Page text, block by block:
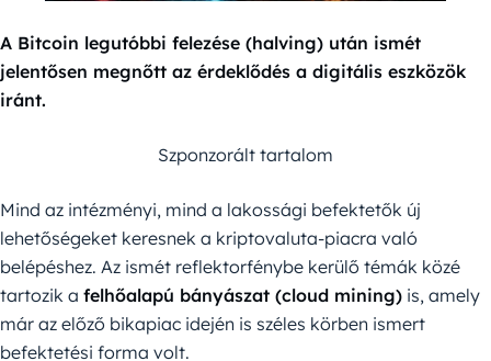
A Bitcoin legutóbbi felezése (halving) után ismét
jelentősen megnőtt az érdeklődés a digitális eszközök
iránt.
Szponzorált tartalom
Mind az intézményi, mind a lakossági befektetők új
lehetőségeket keresnek a kriptovaluta-piacra való
belépéshez. Az ismét reflektorfénybe kerülő témák közé
tartozik a felhőalapú bányászat (cloud mining) is, amely
már az előző bikapiac idején is széles körben ismert
befektetési forma volt.